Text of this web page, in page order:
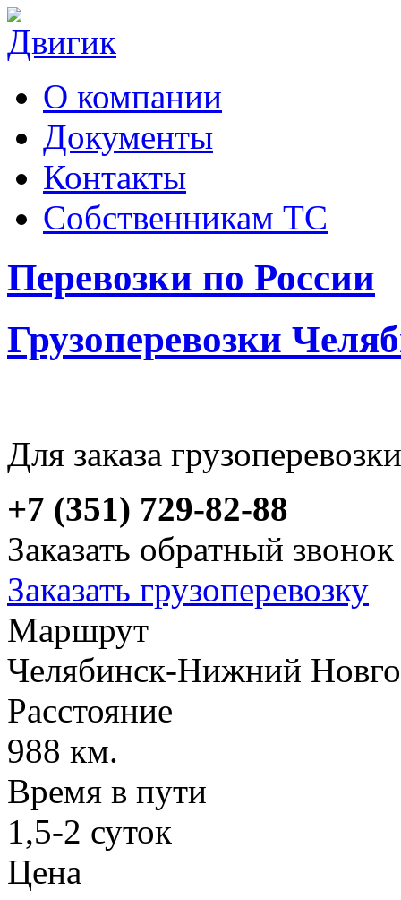
О компании
Документы
Контакты
Собственникам ТС
Перевозки по России
Грузоперевозки
Для заказа
+7 (351) 729-82-88
Заказать обратный звонок
Заказать грузоперевозку
Маршрут
Челябинск-Нижний
Расстояние
988 км.
Время в пути
1,5-2 суток
Цена